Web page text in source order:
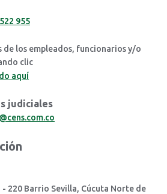
955
de los empleados, funcionarios y/o
clic
aquí
judiciales
220 Barrio Sevilla, Cúcuta Norte de